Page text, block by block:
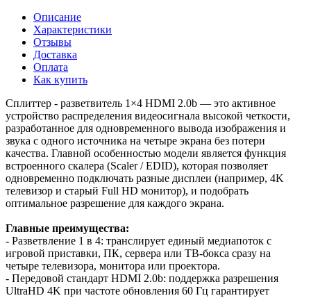
Описание
Характеристики
Отзывы
Доставка
Оплата
Как купить
Сплиттер - разветвитель 1×4 HDMI 2.0b — это активное
устройство распределения видеосигнала высокой четкости,
разработанное для одновременного вывода изображения и
звука с одного источника на четыре экрана без потери
качества. Главной особенностью модели является функция
встроенного скалера (Scaler / EDID), которая позволяет
одновременно подключать разные дисплеи (например, 4K
телевизор и старый Full HD монитор), и подобрать
оптимальное разрешение для каждого экрана.
Главные преимущества:
- Разветвление 1 в 4: транслирует единый медиапоток с
игровой приставки, ПК, сервера или ТВ-бокса сразу на
четыре телевизора, монитора или проектора.
- Передовой стандарт HDMI 2.0b: поддержка разрешения
UltraHD 4K при частоте обновления 60 Гц гарантирует